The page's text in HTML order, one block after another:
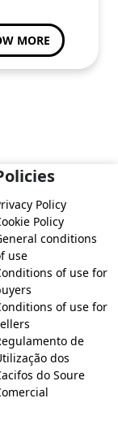
MORE
Policy
Policy
conditions
use
of use for
of use for
de
dos
do Soure